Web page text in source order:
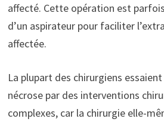
affecté. Cette opération est
d’un aspirateur pour faciliter
affectée.
La plupart des chirurgiens essaient
nécrose par des interventions
complexes, car la chirurgie elle-